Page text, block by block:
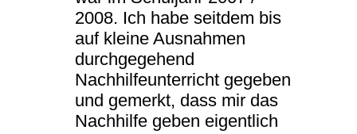
2008. Ich habe seitdem bis
auf kleine Ausnahmen
durchgegehend
Nachhilfeunterricht gegeben
und gemerkt, dass mir das
Nachhilfe geben eigentlich